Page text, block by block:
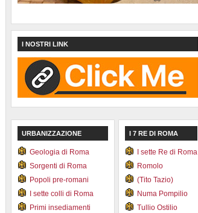
I NOSTRI LINK
URBANIZZAZIONE
Geologia di Roma
Sorgenti di Roma
Popoli pre-romani
I sette colli di Roma
Primi insediamenti
I 7 RE DI ROMA
I sette Re di Roma
Romolo
(Tito Tazio)
Numa Pompilio
Tullio Ostilio